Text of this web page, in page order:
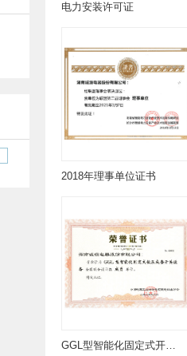
电力安装许可证
2018年理事单位证书
GGL型智能化固定式开关设备荣誉证书